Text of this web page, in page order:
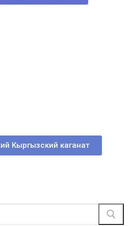
Кыргызский каганат